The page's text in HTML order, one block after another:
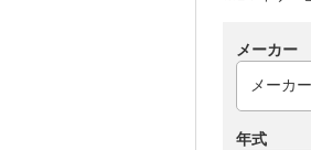
メーカー
年式